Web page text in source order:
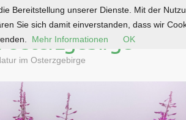
Osterzgebirge
im Osterzgebirge
Bereitstellung unserer Dienste. Mit der
Sie sich damit einverstanden, dass wir
Mehr Informationen OK